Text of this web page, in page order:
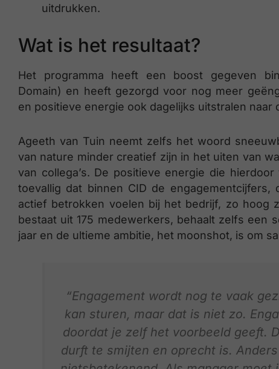
uitdrukken.
Wat is het resultaat?
Het programma heeft een boost gegeven
Domain) en heeft gezorgd voor nog meer
en positieve energie ook dagelijks uitstralen naar
Ageeth van Tuin neemt zelfs het woord
van nature minder creatief zijn in het uiten van
van collega’s. De positieve energie die
toevallig dat binnen CID de
actief betrokken voelen bij het bedrijf, zo hoog
bestaat uit 175 medewerkers, behaalt zelfs een
jaar en de ultieme ambitie, het moonshot, is om
“Engagement wordt nog te vaak
kan sturen, maar dat is niet zo.
doordat je zelf het voorbeeld geeft.
durft te smijten en oprecht is.